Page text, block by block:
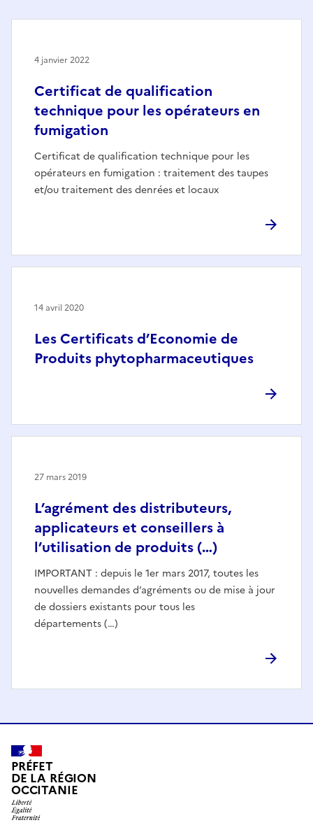
Certificat de qualification
technique pour les opérateurs en
fumigation
Certificat de qualification technique pour les
opérateurs en fumigation : traitement des taupes
et/ou traitement des denrées et locaux
4 janvier 2022
Les Certificats d’Economie de
Produits phytopharmaceutiques
14 avril 2020
L’agrément des distributeurs,
applicateurs et conseillers à
l’utilisation de produits (…)
IMPORTANT : depuis le 1er mars 2017, toutes les
nouvelles demandes d’agréments ou de mise à jour
de dossiers existants pour tous les
départements (…)
27 mars 2019
PRÉFET
DE LA RÉGION
OCCITANIE